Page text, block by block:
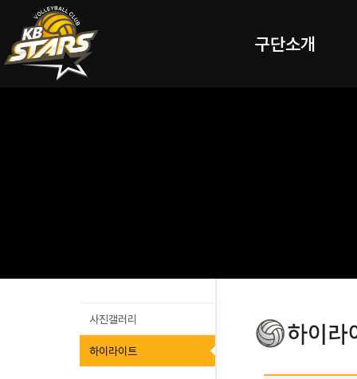
구단소개
사진갤러리
하이라이트